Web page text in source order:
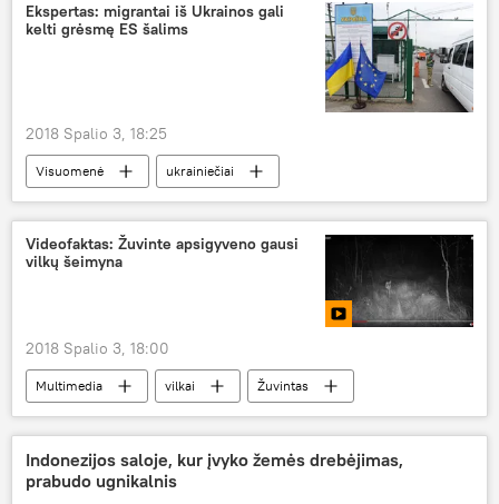
Ekspertas: migrantai iš Ukrainos gali
kelti grėsmę ES šalims
2018 Spalio 3, 18:25
Visuomenė ukrainiečiai
Videofaktas: Žuvinte apsigyveno gausi
vilkų šeimyna
2018 Spalio 3, 18:00
Multimedia vilkai Žuvintas
Indonezijos saloje, kur įvyko žemės drebėjimas,
prabudo ugnikalnis